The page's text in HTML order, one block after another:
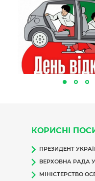
КОРИСНІ
ПРЕЗИДЕНТ
ВЕРХОВНА РАДА
МІНІСТЕРСТВО